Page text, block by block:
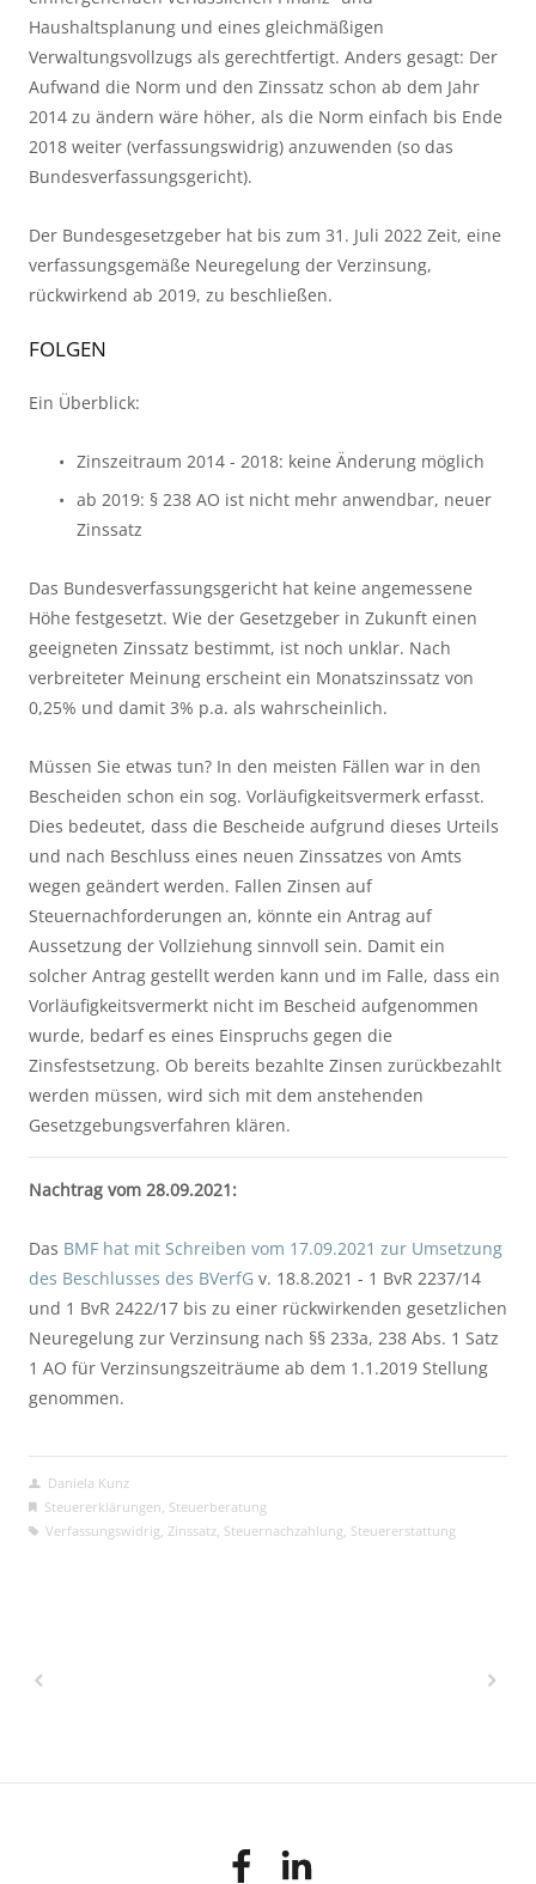
Haushaltsplanung und eines gleichmäßigen
Verwaltungsvollzugs als gerechtfertigt. Anders gesagt: Der
Aufwand die Norm und den Zinssatz schon ab dem Jahr
2014 zu ändern wäre höher, als die Norm einfach bis Ende
2018 weiter (verfassungswidrig) anzuwenden (so das
Bundesverfassungsgericht).
Der Bundesgesetzgeber hat bis zum 31. Juli 2022 Zeit, eine
verfassungsgemäße Neuregelung der Verzinsung,
rückwirkend ab 2019, zu beschließen.
FOLGEN
Ein Überblick:
Zinszeitraum 2014 - 2018: keine Änderung möglich
ab 2019: § 238 AO ist nicht mehr anwendbar, neuer
Zinssatz
Das Bundesverfassungsgericht hat keine angemessene
Höhe festgesetzt. Wie der Gesetzgeber in Zukunft einen
geeigneten Zinssatz bestimmt, ist noch unklar. Nach
verbreiteter Meinung erscheint ein Monatszinssatz von
0,25% und damit 3% p.a. als wahrscheinlich.
Müssen Sie etwas tun? In den meisten Fällen war in den
Bescheiden schon ein sog. Vorläufigkeitsvermerk erfasst.
Dies bedeutet, dass die Bescheide aufgrund dieses Urteils
und nach Beschluss eines neuen Zinssatzes von Amts
wegen geändert werden. Fallen Zinsen auf
Steuernachforderungen an, könnte ein Antrag auf
Aussetzung der Vollziehung sinnvoll sein. Damit ein
solcher Antrag gestellt werden kann und im Falle, dass ein
Vorläufigkeitsvermerkt nicht im Bescheid aufgenommen
wurde, bedarf es eines Einspruchs gegen die
Zinsfestsetzung. Ob bereits bezahlte Zinsen zurückbezahlt
werden müssen, wird sich mit dem anstehenden
Gesetzgebungsverfahren klären.
Nachtrag vom 28.09.2021:
Das BMF hat mit Schreiben vom 17.09.2021 zur Umsetzung
des Beschlusses des BVerfG v. 18.8.2021 - 1 BvR 2237/14
und 1 BvR 2422/17 bis zu einer rückwirkenden gesetzlichen
Neuregelung zur Verzinsung nach §§ 233a, 238 Abs. 1 Satz
1 AO für Verzinsungszeiträume ab dem 1.1.2019 Stellung
genommen.
Daniela Kunz
Steuererklärungen Steuerberatung
Verfassungswidrig Zinssatz, Steuernachzahlung Steuererstattung